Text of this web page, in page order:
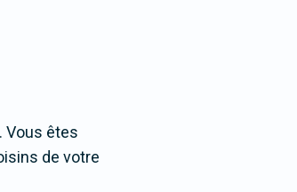
Vous êtes
de votre